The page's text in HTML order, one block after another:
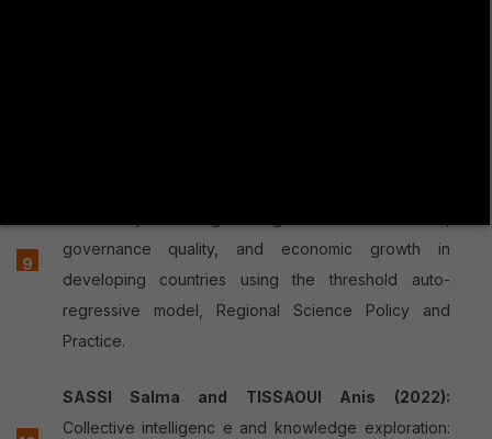
governance quality, and economic growth in
developing countries using the threshold auto-
regressive model, Regional Science Policy and
Practice.
SASSI Salma and TISSAOUI Anis (2022):
Collective intelligenc e and knowledge exploration: